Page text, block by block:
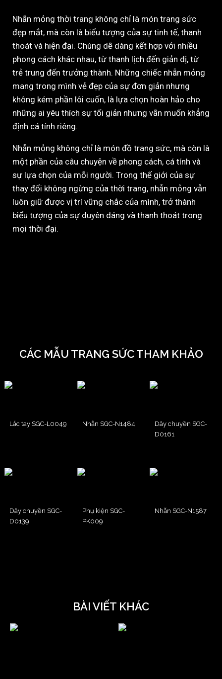
Nhẫn mỏng thời trang không chỉ là món trang sức
đẹp mắt, mà còn là biểu tượng của sự tinh tế, thanh
thoát và hiện đại. Chúng dễ dàng kết hợp với nhiều
phong cách khác nhau, từ thanh lịch đến giản dị, từ
trẻ trung đến trưởng thành. Những chiếc nhẫn mỏng
mang trong mình vẻ đẹp của sự đơn giản nhưng
không kém phần lôi cuốn, là lựa chọn hoàn hảo cho
những ai yêu thích sự tối giản nhưng vẫn muốn khẳng
định cá tính riêng.
Nhẫn mỏng không chỉ là món đồ trang sức, mà còn là
một phần của câu chuyện về phong cách, cá tính và
sự lựa chọn của mỗi người. Trong thế giới của sự
thay đổi không ngừng của thời trang, nhẫn mỏng vẫn
luôn giữ được vị trí vững chắc của mình, trở thành
biểu tượng của sự duyên dáng và thanh thoát trong
mọi thời đại.
CÁC MẪU TRANG SỨC THAM KHẢO
Lắc tay SGC-L0049 Nhẫn SGC-N1484
Dây chuyền SGC-
D0161
Dây chuyền SGC-
D0139
Phụ kiện SGC-
PK009
Nhẫn SGC-N1587
BÀI VIẾT KHÁC